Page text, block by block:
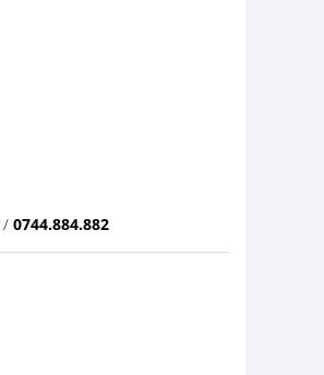
/ 0744.884.882